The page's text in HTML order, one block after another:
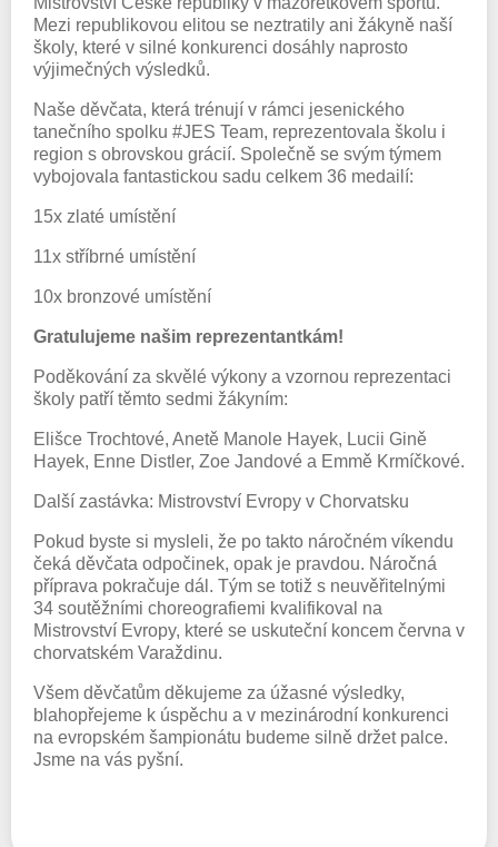
Mezi republikovou elitou se neztratily ani žákyně naší
školy, které v silné konkurenci dosáhly naprosto
výjimečných výsledků.
Naše děvčata, která trénují v rámci jesenického
tanečního spolku #JES Team, reprezentovala školu i
region s obrovskou grácií. Společně se svým týmem
vybojovala fantastickou sadu celkem 36 medailí:
15x zlaté umístění
11x stříbrné umístění
10x bronzové umístění
Gratulujeme našim reprezentantkám!
Poděkování za skvělé výkony a vzornou reprezentaci
školy patří těmto sedmi žákyním:
Elišce Trochtové, Anetě Manole Hayek, Lucii Gině
Hayek, Enne Distler, Zoe Jandové a Emmě Krmíčkové.
Další zastávka: Mistrovství Evropy v Chorvatsku
Pokud byste si mysleli, že po takto náročném víkendu
čeká děvčata odpočinek, opak je pravdou. Náročná
příprava pokračuje dál. Tým se totiž s neuvěřitelnými
34 soutěžními choreografiemi kvalifikoval na
Mistrovství Evropy, které se uskuteční koncem června v
chorvatském Varaždinu.
Všem děvčatům děkujeme za úžasné výsledky,
blahopřejeme k úspěchu a v mezinárodní konkurenci
na evropském šampionátu budeme silně držet palce.
Jsme na vás pyšní.